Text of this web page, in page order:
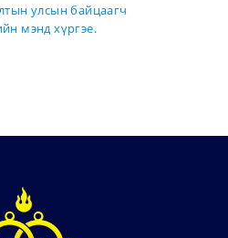
улсын байцаагч
мэнд хүргэе.